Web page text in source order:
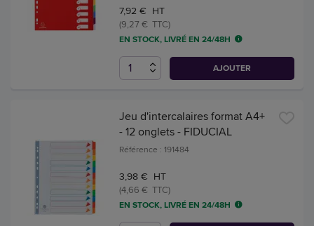
7,92 € HT
(9,27 € TTC)
EN STOCK, LIVRÉ EN 24/48H
AJOUTER
Jeu d'intercalaires format A4+
- 12 onglets - FIDUCIAL
Référence : 191484
3,98 € HT
(4,66 € TTC)
EN STOCK, LIVRÉ EN 24/48H